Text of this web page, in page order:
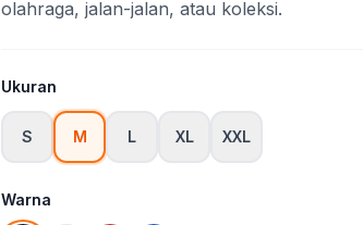
olahraga, jalan-jalan, atau koleksi.
Ukuran
S M L XL XXL
Warna